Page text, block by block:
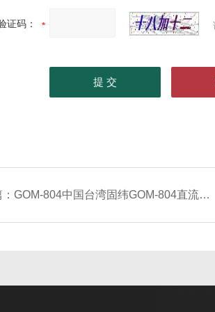
证码：
：GOM-804中国台湾固纬GOM-804直流电阻计